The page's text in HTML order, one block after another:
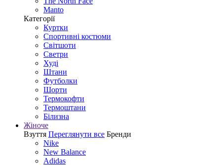
Manto
Категорії
Куртки
Спортивні костюми
Світшоти
Светри
Худі
Штани
Футболки
Шорти
Термокофти
Термоштани
Білизна
Жіноче
Взуття Переглянути все Бренди
Nike
New Balance
Adidas